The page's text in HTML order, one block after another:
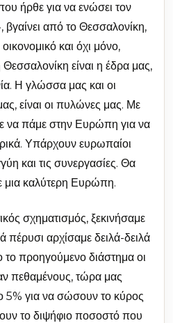
ήρθε για να ενώσει τον
βγαίνει από το Θεσσαλονίκη,
και όχι μόνο,
είναι η έδρα μας,
Η γλώσσα μας και οι
είναι οι πυλώνες μας. Με
να πάμε στην Ευρώπη για να
Υπάρχουν ευρωπαίοι
και τις συνεργασίες. Θα
μια καλύτερη Ευρώπη.
σχηματισμός, ξεκινήσαμε
πέρυσι αρχίσαμε δειλά-δειλά
προηγούμενο διάστημα οι
πεθαμένους, τώρα μας
5% για να σώσουν το κύρος
το διψήφιο ποσοστό που